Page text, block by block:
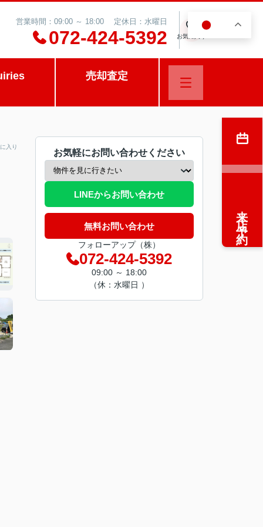
営業時間：09:00 ～ 18:00 定休日：水曜日
072-424-5392 お気に入り
売却査定
入り
お気軽にお問い合わせください
LINEからお問い合わせ
無料お問い合わせ
フォローアップ（株）
072-424-5392
09:00 ～ 18:00
（休：水曜日 ）
来店予約